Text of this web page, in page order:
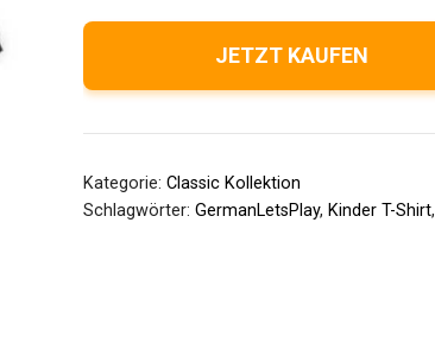
JETZT KAUFEN
Kategorie:Classic Kollektion
Schlagwörter:GermanLetsPlay, Kinder T-Shirt,